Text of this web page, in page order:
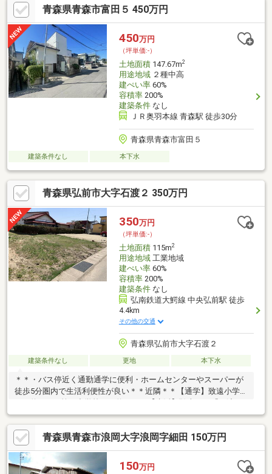
青森県青森市富田５ 450万円
450万円
（坪単価:-）
土地面積147.67m2
用途地域２種中高
建ぺい率60%
容積率200%
建築条件なし
ＪＲ奥羽本線 青森駅 徒歩30分
青森県青森市富田５
建築条件なし 本下水
青森県弘前市大字石渡２ 350万円
350万円
（坪単価:-）
土地面積115m2
用途地域工業地域
建ぺい率60%
容積率200%
建築条件なし
弘南鉄道大鰐線 中央弘前駅 徒歩
4.4km
その他の交通
青森県弘前市大字石渡２
建築条件なし 更地 本下水
＊＊・バス停近く通勤通学に便利・ホームセンターやスーパーが
徒歩5分圏内で生活利便性が良い＊＊近隣＊＊【通学】致遠小学校
前」バス停まで約230m徒歩3分/マックスバリュ弘前城北店まで約
190ｍ徒歩3分/ファミリーマート弘前石渡店まで約200ｍ徒歩3分/
薬王堂弘前石渡店まで約200m徒歩3分/サンデー弘前石渡店まで約
350ｍ徒歩5分＊＊備考＊＊5条申請必須
青森県青森市浪岡大字浪岡字細田 150万円
150万円